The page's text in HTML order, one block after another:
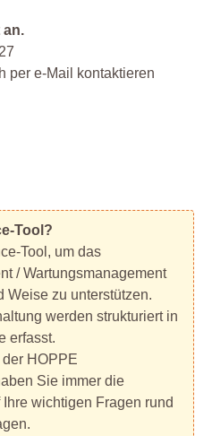
an.
per e-Mail kontaktieren
Tool?
Tool, um das
/ Wartungsmanagement
Weise zu unterstützen.
werden strukturiert in
erfasst.
HOPPE
Sie immer die
wichtigen Fragen rund